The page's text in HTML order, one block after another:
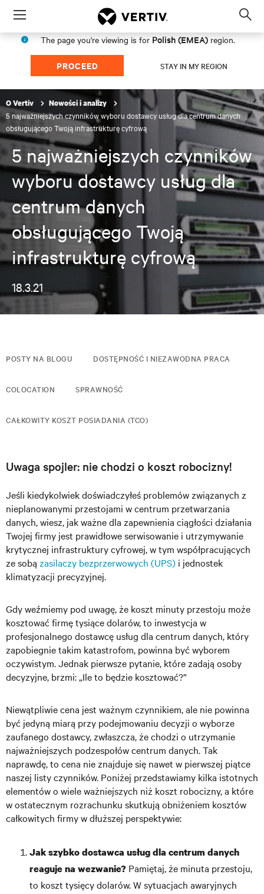
Menu
The page you're viewing is for Polish (EMEA) region.
PROCEED STAY IN MY REGION
O Vertiv Nowości i analizy
5 najważniejszych czynników wyboru dostawcy usług dla centrum danych
obsługującego Twoją infrastrukturę cyfrową
5 najważniejszych czynników
wyboru dostawcy usług dla
centrum danych
obsługującego Twoją
infrastrukturę cyfrową
18.3.21
POSTY NA BLOGU DOSTĘPNOŚĆ I NIEZAWODNA PRACA
COLOCATION SPRAWNOŚĆ
CAŁKOWITY KOSZT POSIADANIA (TCO)
Uwaga spojler: nie chodzi o koszt robocizny!
Jeśli kiedykolwiek doświadczyłeś problemów związanych z
nieplanowanymi przestojami w centrum przetwarzania
danych, wiesz, jak ważne dla zapewnienia ciągłości działania
Twojej firmy jest prawidłowe serwisowanie i utrzymywanie
krytycznej infrastruktury cyfrowej, w tym współpracujących
ze sobą zasilaczy bezprzerwowych (UPS) i jednostek
klimatyzacji precyzyjnej.
Gdy weźmiemy pod uwagę, że koszt minuty przestoju może
kosztować firmę tysiące dolarów, to inwestycja w
profesjonalnego dostawcę usług dla centrum danych, który
zapobiegnie takim katastrofom, powinna być wyborem
oczywistym. Jednak pierwsze pytanie, które zadają osoby
decyzyjne, brzmi: „Ile to będzie kosztować?”
Niewątpliwie cena jest ważnym czynnikiem, ale nie powinna
być jedyną miarą przy podejmowaniu decyzji o wyborze
zaufanego dostawcy, zwłaszcza, że chodzi o utrzymanie
najważniejszych podzespołów centrum danych. Tak
naprawdę, to cena nie znajduje się nawet w pierwszej piątce
naszej listy czynników. Poniżej przedstawiamy kilka istotnych
elementów o wiele ważniejszych niż koszt robocizny, a które
w ostatecznym rozrachunku skutkują obniżeniem kosztów
całkowitych firmy w dłuższej perspektywie:
Jak szybkodostawca usług dla centrum danych
reaguje na wezwanie? Pamiętaj, że minuta przestoju,
to koszt tysięcy dolarów. W sytuacjach awaryjnych